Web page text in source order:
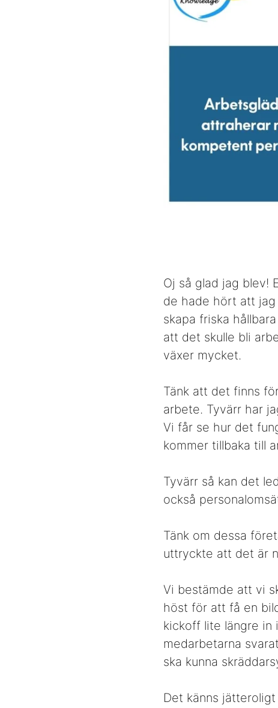
Oj så glad jag blev!
de hade hört att
skapa friska
att det skulle bli
växer mycket.
Tänk att det finns
arbete. Tyvärr har
Vi får se hur det
kommer tillbaka till
Tyvärr så kan det
också
Tänk om dessa
uttryckte att det är
Vi bestämde att vi
höst för att få en
kickoff lite längre in
medarbetarna
ska kunna
Det känns